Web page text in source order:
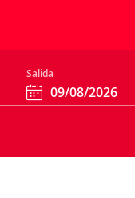
Salida